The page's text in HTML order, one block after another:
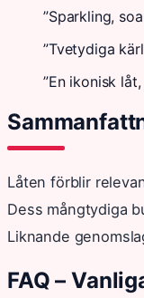
”Sparkling,
”Tvetydiga
”En ikonisk
Låten förblir
Dess mångtydiga
Liknande
FAQ –